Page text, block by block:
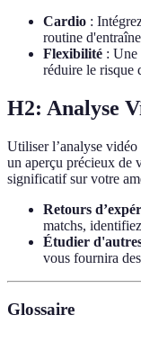
Cardio :
routine
Flexibilité : Une
réduire le risque
H2: Analyse
Utiliser l’analyse
un aperçu précieux de
significatif sur votre
Retours
matchs,
Étudier
vous fournira
Glossaire